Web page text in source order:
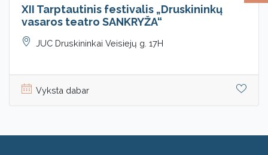
XII Tarptautinis festivalis „Druskininkų
vasaros teatro SANKRYŽA“
JUC Druskininkai Veisiejų g. 17H
Vyksta dabar